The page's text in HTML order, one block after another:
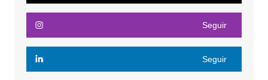
Seguir
Seguir